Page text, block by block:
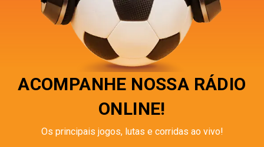
ACOMPANHE NOSSA RÁDIO
ONLINE!
Os principais jogos, lutas e corridas ao vivo!